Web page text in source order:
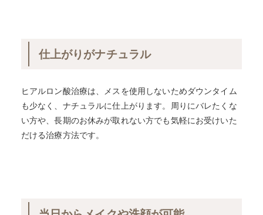
仕上がりがナチュラル
ヒアルロン酸治療は、メスを使用しないためダウンタイム
も少なく、ナチュラルに仕上がります。周りにバレたくな
い方や、長期のお休みが取れない方でも気軽にお受けいた
だける治療方法です。